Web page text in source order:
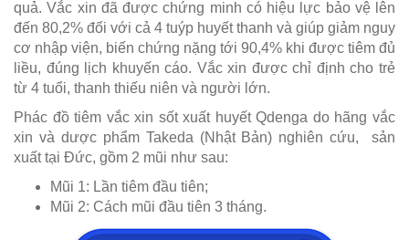
quả. Vắc xin đã được chứng minh có hiệu lực bảo vệ lên
đến 80,2% đối với cả 4 tuýp huyết thanh và giúp giảm nguy
cơ nhập viện, biến chứng nặng tới 90,4% khi được tiêm đủ
liều, đúng lịch khuyến cáo. Vắc xin được chỉ định cho trẻ
từ 4 tuổi, thanh thiếu niên và người lớn.
Phác đồ tiêm vắc xin sốt xuất huyết Qdenga do hãng vắc
xin và dược phẩm Takeda (Nhật Bản) nghiên cứu, sản
xuất tại Đức, gồm 2 mũi như sau:
Mũi 1: Lần tiêm đầu tiên;
Mũi 2: Cách mũi đầu tiên 3 tháng.